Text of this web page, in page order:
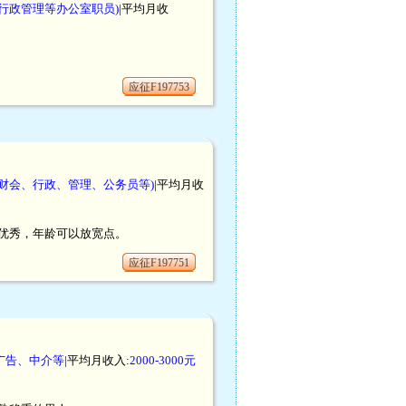
政管理等办公室职员)|平均月收
应征F197753
会、行政、管理、公务员等)|平均月收
，年龄可以放宽点。
应征F197751
告、中介等|平均月收入:2000-3000元